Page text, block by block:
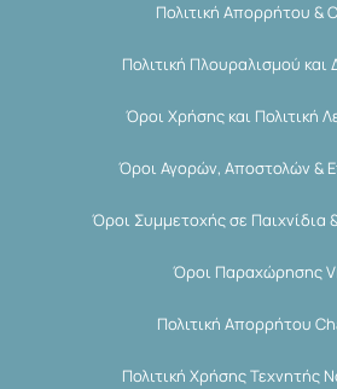
Πολιτική Απορρήτου &
Πολιτική Πλουραλισμού και
Όροι Χρήσης και Πολιτική
Όροι Αγορών, Αποστολών &
Όροι Συμμετοχής σε Παιχνίδια
Όροι Παραχώρησης
Πολιτική Απορρήτου
Πολιτική Χρήσης Τεχνητής